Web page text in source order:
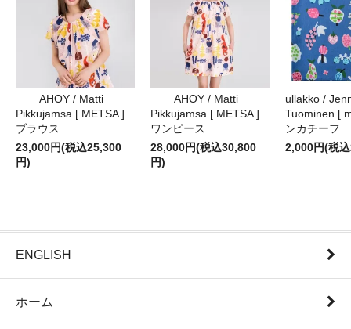
AHOY / Matti
Pikkujamsa [ METSA ]
ブラウス
23,000円(税込25,300
円)
AHOY / Matti
Pikkujamsa [ METSA ]
ワンピース
28,000円(税込30,800
円)
ullakko /
Tuominen [
ンカチーフ
2,000円(税
ENGLISH
ホーム